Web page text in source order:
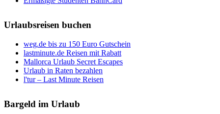
Urlaubsreisen buchen
weg.de bis zu 150 Euro Gutschein
lastminute.de Reisen mit Rabatt
Mallorca Urlaub Secret Escapes
Urlaub in Raten bezahlen
l'tur – Last Minute Reisen
Bargeld im Urlaub